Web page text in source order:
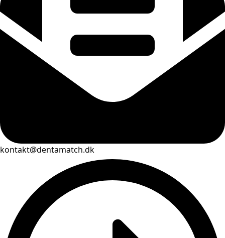
kontakt@dentamatch.dk